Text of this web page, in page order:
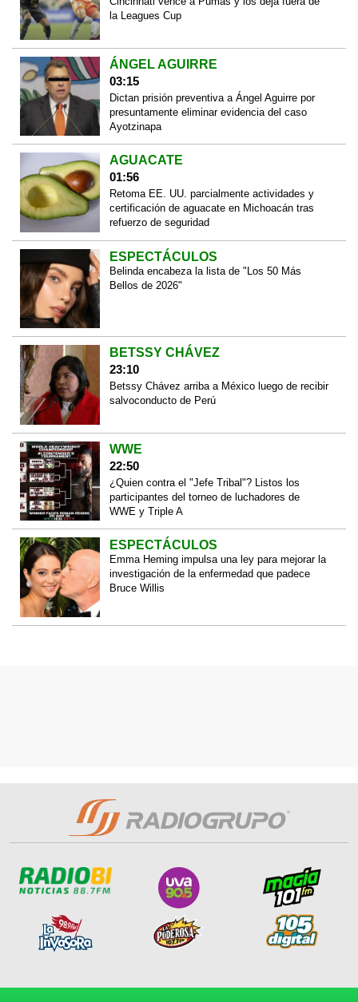
la Leagues Cup
ÁNGEL AGUIRRE
03:15
Dictan prisión preventiva a Ángel Aguirre por
presuntamente eliminar evidencia del caso
Ayotzinapa
AGUACATE
01:56
Retoma EE. UU. parcialmente actividades y
certificación de aguacate en Michoacán tras
refuerzo de seguridad
ESPECTÁCULOS
Belinda encabeza la lista de "Los 50 Más
Bellos de 2026"
BETSSY CHÁVEZ
23:10
Betssy Chávez arriba a México luego de recibir
salvoconducto de Perú
WWE
22:50
¿Quien contra el "Jefe Tribal"? Listos los
participantes del torneo de luchadores de
WWE y Triple A
ESPECTÁCULOS
Emma Heming impulsa una ley para mejorar la
investigación de la enfermedad que padece
Bruce Willis